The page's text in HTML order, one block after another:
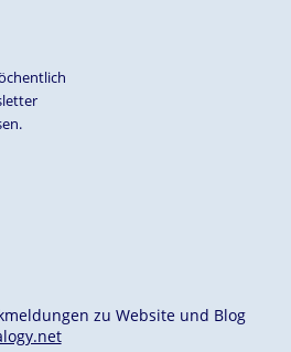
zu Website und Blog